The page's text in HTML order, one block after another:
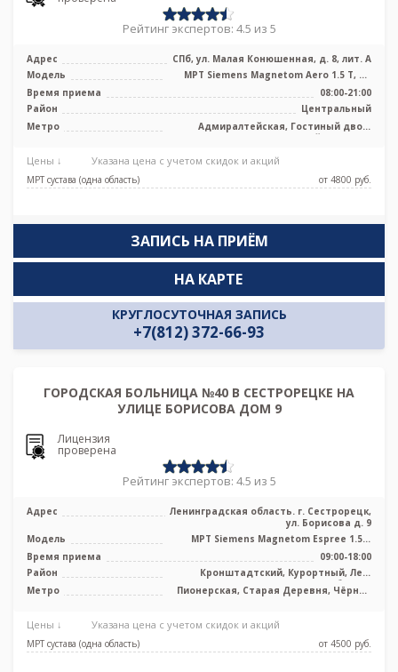
Рейтинг экспертов: 4.5 из 5
Адрес
СПб, ул. Малая Конюшенная, д. 8, лит. А
Модель
МРТ Siemens Magnetom Aero 1.5 Т, КТ
Время приема
08:00-21:00
Район
Центральный
Метро
Адмиралтейская, Гостиный двор,
Невский проспект
Цены ↓ Указана цена с учетом скидок и акций
МРТ сустава (одна область) от 4800 pуб.
ЗАПИСЬ НА ПРИЁМ
КРУГЛОСУТОЧНАЯ ЗАПИСЬ
+7(812) 372-66-93
НА КАРТЕ
ГОРОДСКАЯ БОЛЬНИЦА №40 В СЕСТРОРЕЦКЕ НА
УЛИЦЕ БОРИСОВА ДОМ 9
Лицензия
проверена
Рейтинг экспертов: 4.5 из 5
Адрес
Ленинградская область. г. Сестрорецк,
ул. Борисова д. 9
Модель
МРТ Siemens Magnetom Espree 1.5T,
МРТ Siemens Magnetom Avanto 1.5 Т, К
...
Время приема
09:00-18:00
Район
Кронштадтский, Курортный, Лен.
область
Метро
Пионерская, Старая Деревня, Чёрная
Цены ↓ Указана цена с учетом скидок и акций
МРТ сустава (одна область) от 4500 pуб.